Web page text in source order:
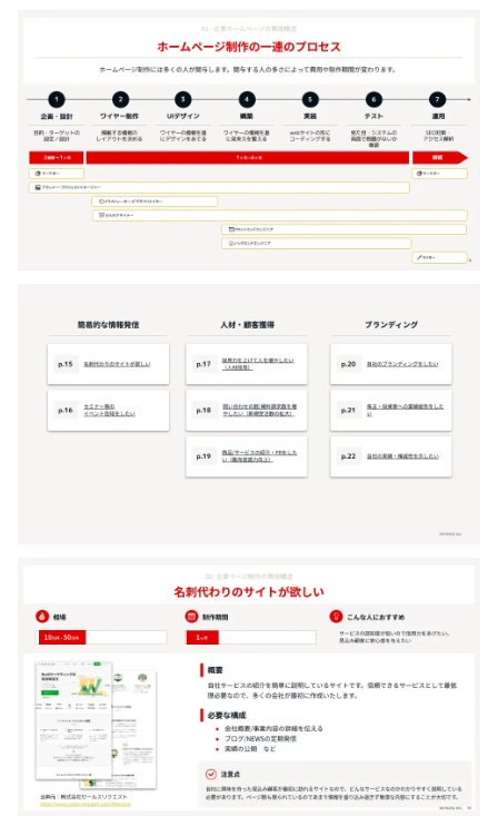
『PRONIアイミツ』
『PRONIアイミツメンバーズ』
をご利用の方